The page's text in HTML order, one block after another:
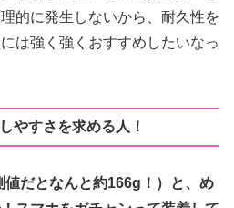
的に発生しないから、耐久性を
は強く強くおすすめしたいなっ
やすさを求める人！
値だとなんと約166g！）と、め